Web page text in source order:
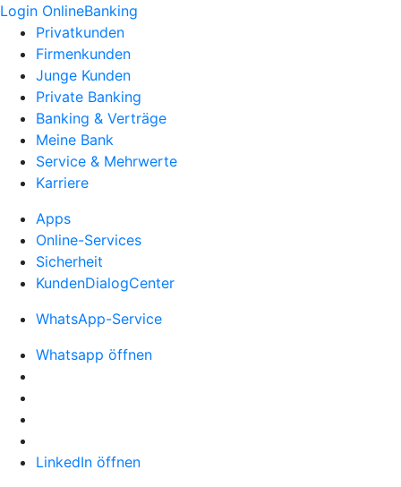
Login OnlineBanking
Privatkunden
Firmenkunden
Junge Kunden
Private Banking
Banking & Verträge
Meine Bank
Service & Mehrwerte
Karriere
Apps
Online-Services
Sicherheit
KundenDialogCenter
WhatsApp-Service
Whatsapp öffnen
LinkedIn öffnen